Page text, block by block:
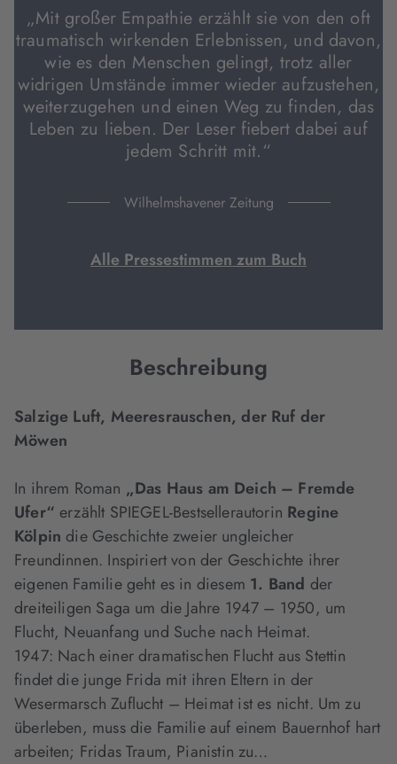
„Mit großer Empathie erzählt sie von den oft
traumatisch wirkenden Erlebnissen, und davon,
wie es den Menschen gelingt, trotz aller
widrigen Umstände immer wieder aufzustehen,
weiterzugehen und einen Weg zu finden, das
Leben zu lieben. Der Leser fiebert dabei auf
jedem Schritt mit.“
Wilhelmshavener Zeitung
Alle Pressestimmen zum Buch
Beschreibung
Salzige Luft, Meeresrauschen, der Ruf der
Möwen
In ihrem Roman „Das Haus am Deich – Fremde
Ufer“ erzählt SPIEGEL-Bestsellerautorin Regine
Kölpin die Geschichte zweier ungleicher
Freundinnen. Inspiriert von der Geschichte ihrer
eigenen Familie geht es in diesem 1. Band der
dreiteiligen Saga um die Jahre 1947 – 1950, um
Flucht, Neuanfang und Suche nach Heimat.
1947: Nach einer dramatischen Flucht aus Stettin
findet die junge Frida mit ihren Eltern in der
Wesermarsch Zuflucht – Heimat ist es nicht. Um zu
überleben, muss die Familie auf einem Bauernhof hart
arbeiten; Fridas Traum, Pianistin zu…